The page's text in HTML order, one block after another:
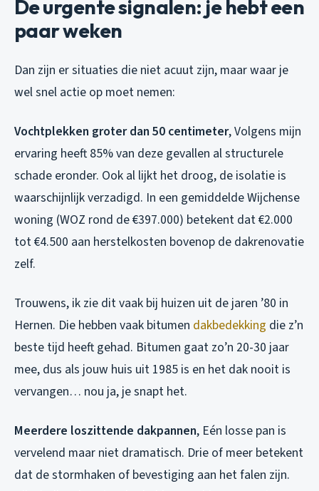
De urgente signalen: je hebt een
paar weken
Dan zijn er situaties die niet acuut zijn, maar waar je
wel snel actie op moet nemen:
Vochtplekken groter dan 50 centimeter, Volgens mijn
ervaring heeft 85% van deze gevallen al structurele
schade eronder. Ook al lijkt het droog, de isolatie is
waarschijnlijk verzadigd. In een gemiddelde Wijchense
woning (WOZ rond de €397.000) betekent dat €2.000
tot €4.500 aan herstelkosten bovenop de dakrenovatie
zelf.
Trouwens, ik zie dit vaak bij huizen uit de jaren ’80 in
Hernen. Die hebben vaak bitumen dakbedekking die z’n
beste tijd heeft gehad. Bitumen gaat zo’n 20-30 jaar
mee, dus als jouw huis uit 1985 is en het dak nooit is
vervangen… nou ja, je snapt het.
Meerdere loszittende dakpannen, Eén losse pan is
vervelend maar niet dramatisch. Drie of meer betekent
dat de stormhaken of bevestiging aan het falen zijn.